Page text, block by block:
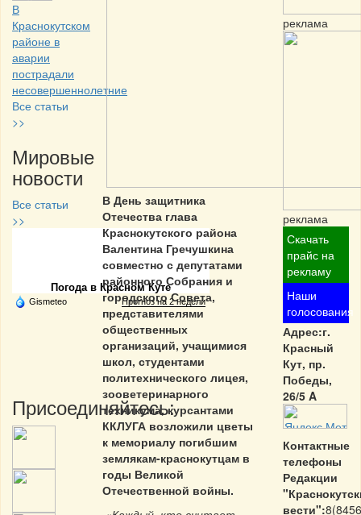
В
Краснокутском
районе в
аварии
пострадали
несовершеннолетние
Все статьи
>>
Мировые
новости
Все статьи
>>
Частная реклама
Погода в Красном Куте
Gismeteo Прогноз на 2 недели
Присоединяйтесь:
В День защитника
Отечества глава
Краснокутского района
Валентина Гречушкина
совместно с депутатами
районного Собрания и
городского Совета,
представителями
общественных
организаций, учащимися
школ, студентами
политехнического лицея,
зооветеринарного
техникума, курсантами
ККЛУГА возложили цветы
к мемориалу погибшим
землякам-краснокутцам в
годы Великой
Отечественной войны.
реклама
реклама
Скачать
прайс на
рекламу
Наши
голосования
Адрес:г.
Красный
Кут, пр.
Победы,
26/5 A
Контактные
телефоны
Редакции
вести":